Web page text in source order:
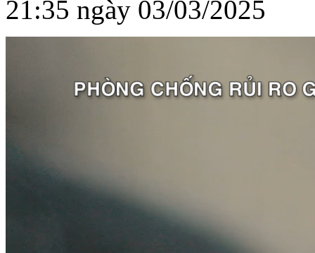
21:35 ngày 03/03/2025